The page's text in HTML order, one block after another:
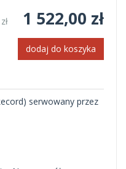
1 522,00 zł
dodaj do koszyka
serwowany przez